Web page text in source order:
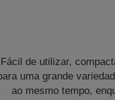
Fácil de utilizar,
uma grande
ao mesmo tempo,